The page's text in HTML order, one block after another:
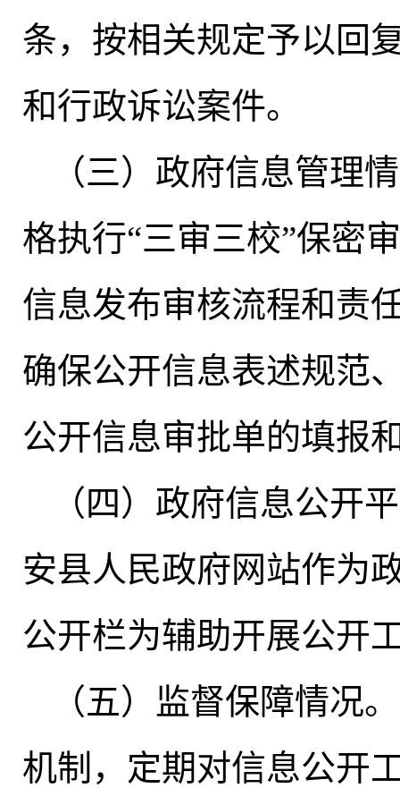
条， 按相关规定予以回
和行政诉讼案件。
（三）政府信息管理
格执行“三审三校”保密
信息发布审核流程和责
确保公开信息表述规范
公开信息审批单的填报
（四）政府信息公开
安县人民政府网站作为
公开栏为辅助开展公开
（五）监督保障情况。
机制，定期对信息公开